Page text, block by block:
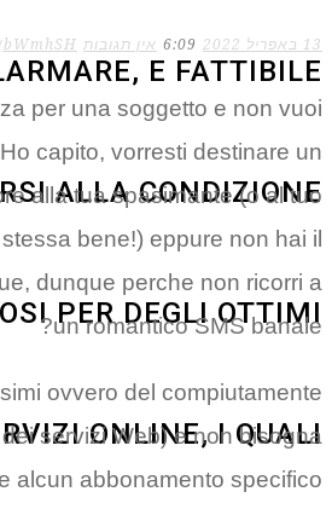
PROCURARSI
RIVOLGENDOSI PER
SERVIZI
תגובות zB3i6gbWmhSH
Hai una spossatezza per una
svelarti?Ho capito,
messaggio d’amore alla tua
pretendente, e la stessa
ale in farlo.dunque, dunque
un
I costi sono bassissimi ovvero
assenti (nel caso dei servizi
finanziare alcun